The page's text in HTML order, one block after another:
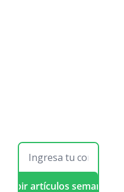
Recibir artículos semanales